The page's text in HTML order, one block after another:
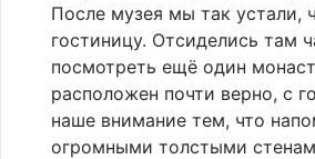
После музея мы так устали,
гостиницу. Отсиделись там
посмотреть ещё один
расположен почти верно, с
наше внимание тем, что
огромными толстыми